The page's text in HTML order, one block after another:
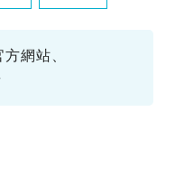
網站、